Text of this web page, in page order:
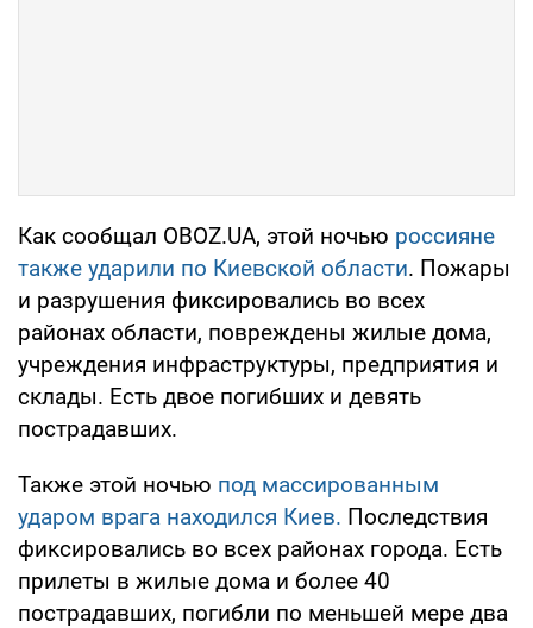
Как сообщал OBOZ.UA, этой ночью россияне
также ударили по Киевской области. Пожары
и разрушения фиксировались во всех
районах области, повреждены жилые дома,
учреждения инфраструктуры, предприятия и
склады. Есть двое погибших и девять
пострадавших.
Также этой ночью под массированным
ударом врага находился Киев. Последствия
фиксировались во всех районах города. Есть
прилеты в жилые дома и более 40
пострадавших, погибли по меньшей мере два